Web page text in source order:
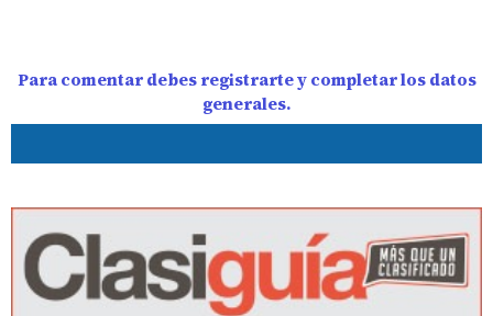
Para comentar debes registrarte y completar los datos
generales.